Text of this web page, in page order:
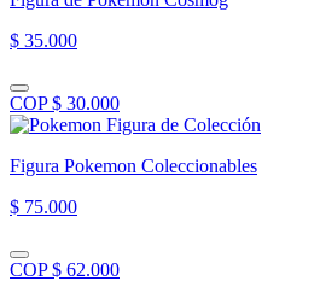
$ 35.000
COP $ 30.000
Figura Pokemon Coleccionables
$ 75.000
COP $ 62.000